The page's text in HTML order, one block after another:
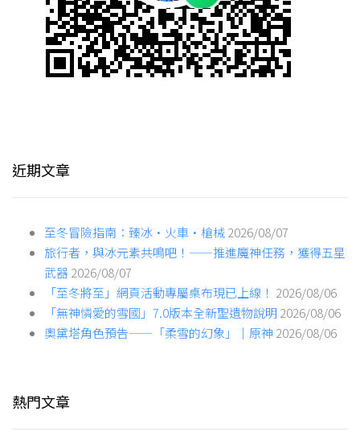
近期文章
至冬冒險指南：臻冰·火車·槍械2026/08/07
旅行者，與冰元素共鳴吧！——推進魔神任務，獲得五星
武器2026/08/07
「至冬將至」網頁活動專屬桌布現已上線！ 2026/08/06
「無神憐愛的雪國」7.0版本全新聖遺物說明 2026/08/06
奧黛塔角色預告——「柔雪的幻象」｜原神 2026/08/06
熱門文章